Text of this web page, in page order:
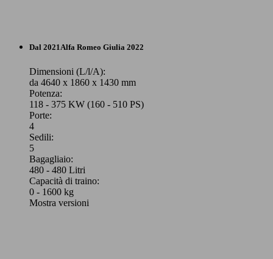
Berlina
Benzina
Model Version
Dal 2021Alfa Romeo Giulia 2022
Dimensioni (L/l/A):
da 4640 x 1860 x 1430 mm
Potenza:
118 - 375 KW (160 - 510 PS)
Porte:
4
Sedili:
5
Bagagliaio:
480 - 480 Litri
Capacità di traino:
0 - 1600 kg
Mostra versioni